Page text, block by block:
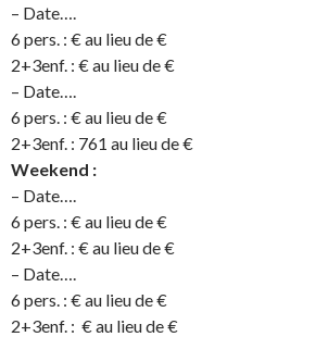
– Date….
6 pers. : € au lieu de €
2+3enf. : € au lieu de €
– Date….
6 pers. : € au lieu de €
2+3enf. : 761 au lieu de €
Weekend :
– Date….
6 pers. : € au lieu de €
2+3enf. : € au lieu de €
– Date….
6 pers. : € au lieu de €
2+3enf. : € au lieu de €